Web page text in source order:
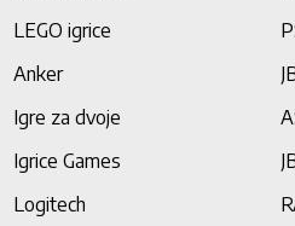
LEGO igrice
Anker
Igre za dvoje
Igrice Games
Logitech